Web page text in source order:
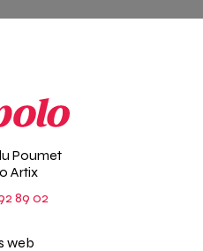
Poumet
Artix
89 02
web